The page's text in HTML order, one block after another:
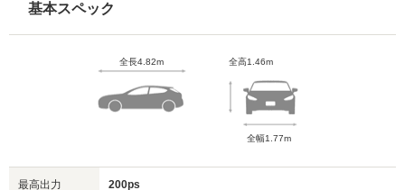
基本スペック
全長4.82m 全高1.46m
全幅1.77m
最高出力 200ps